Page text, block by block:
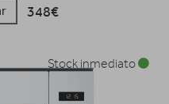
348€
Stock inmediato